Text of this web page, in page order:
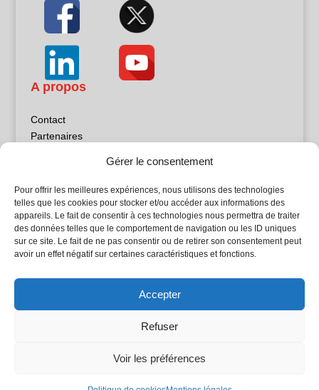
Gérer le consentement
Pour offrir les meilleures expériences, nous utilisons des technologies
telles que les cookies pour stocker et/ou accéder aux informations des
appareils. Le fait de consentir à ces technologies nous permettra de traiter
des données telles que le comportement de navigation ou les ID uniques
sur ce site. Le fait de ne pas consentir ou de retirer son consentement peut
avoir un effet négatif sur certaines caractéristiques et fonctions.
Accepter
Refuser
Voir les préférences
A propos
Contact
Partenaires
Politique de confidentialité
Sites partenaires
5Façades
Atrium Patrimoine
L'Atelier Bois